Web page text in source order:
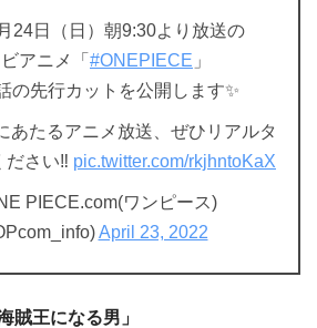
24日（日）朝9:30より放送の
アニメ「 #ONEPIECE 」
の先行カットを公開します✨
あたるアニメ放送、ぜひリアルタ
ださい‼️ pic.twitter.com/rkjhntoKaX
PIECE.com(ワンピース)
April 23, 2022
賊王になる男」